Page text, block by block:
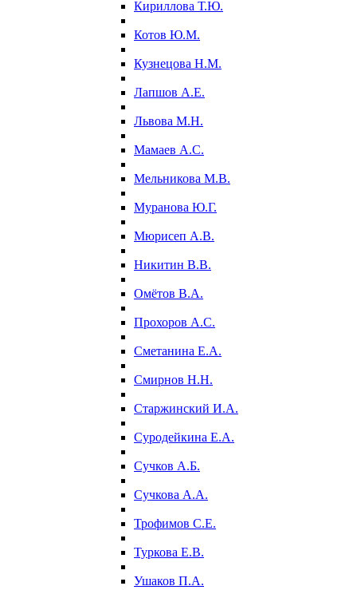
Кириллова Т.Ю.
Котов Ю.М.
Кузнецова Н.М.
Лапшов А.Е.
Львова М.Н.
Мамаев А.С.
Мельникова М.В.
Муранова Ю.Г.
Мюрисеп А.В.
Никитин В.В.
Омётов В.А.
Прохоров А.С.
Сметанина Е.А.
Смирнов Н.Н.
Старжинский И.А.
Суродейкина Е.А.
Сучков А.Б.
Сучкова А.А.
Трофимов С.Е.
Туркова Е.В.
Ушаков П.А.